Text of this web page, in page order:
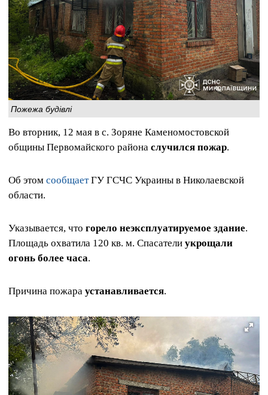
Пожежа будівлі
Во вторник, 12 мая в с. Зоряне Каменомостовской
общины Первомайского района случился пожар.
Об этом сообщаетГУ ГСЧС Украины в Николаевской
области.
Указывается, что горело неэксплуатируемое здание.
Площадь охватила 120 кв. м. Спасатели укрощали
огонь более часа.
Причина пожара устанавливается.